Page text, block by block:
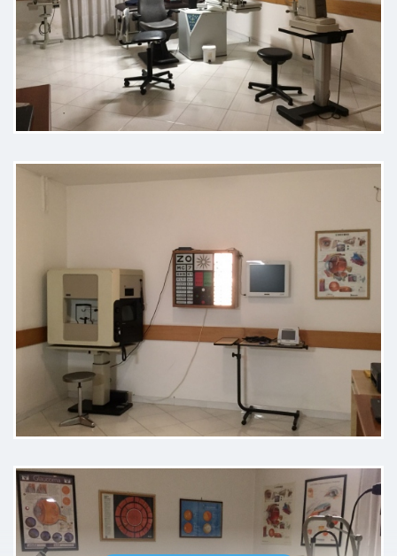
Bravissimo dottore e ti spiega
tutto ,come previsione
Sempre attento, serio ,
professionale e scrupoloso.
Paziente
Bravo e scrupoloso come sempre.